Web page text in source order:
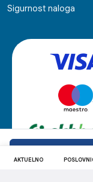
Sigurnost naloga
AKTUELNO